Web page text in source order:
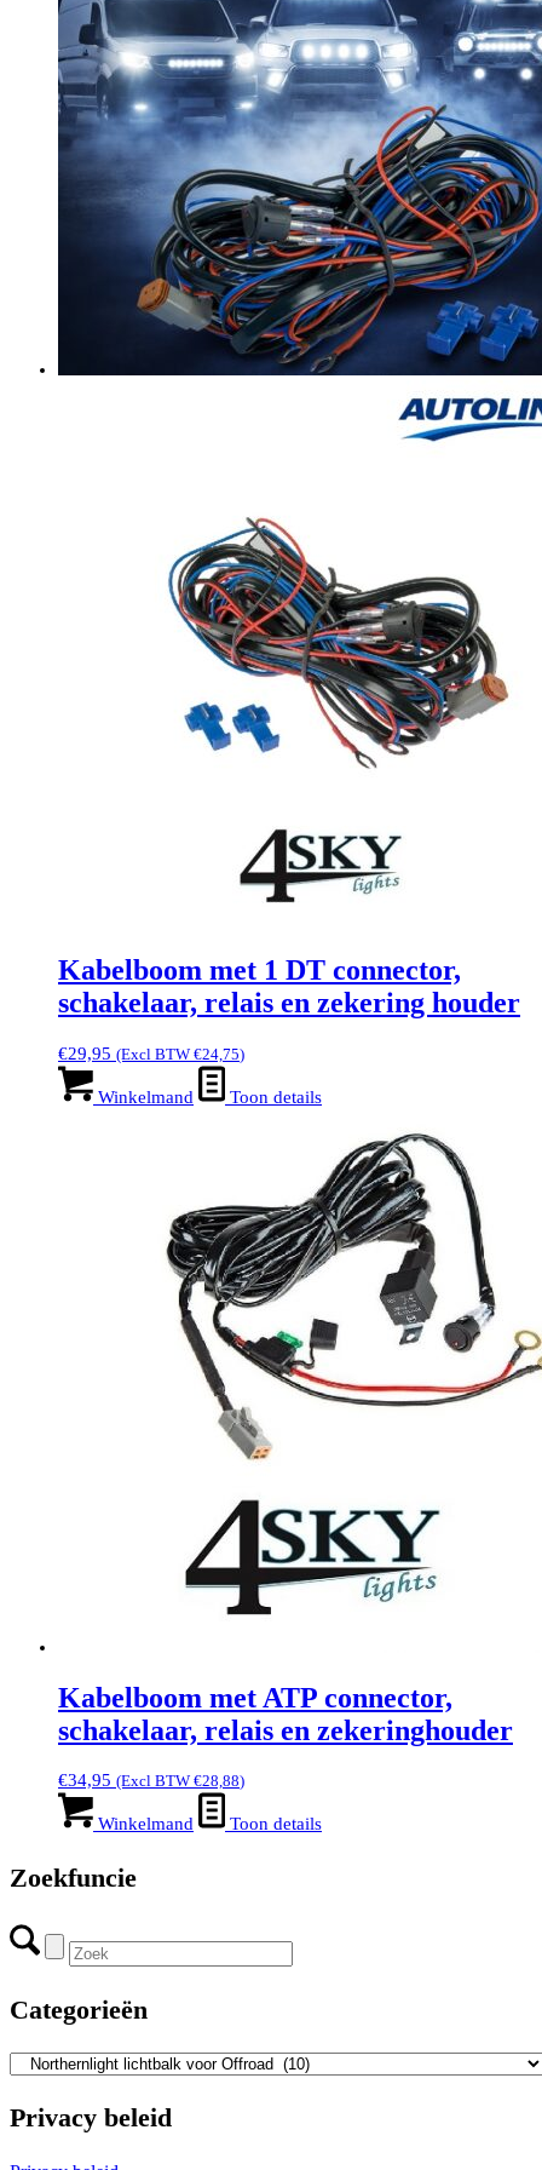
Kabelboom met 1 DT connector,
schakelaar, relais en zekering houder
€29,95 (Excl BTW €24,75)
Winkelmand Toon details
Kabelboom met ATP connector,
schakelaar, relais en zekeringhouder
€34,95 (Excl BTW €28,88)
Winkelmand Toon details
Zoekfuncie
Categorieën
Privacy beleid